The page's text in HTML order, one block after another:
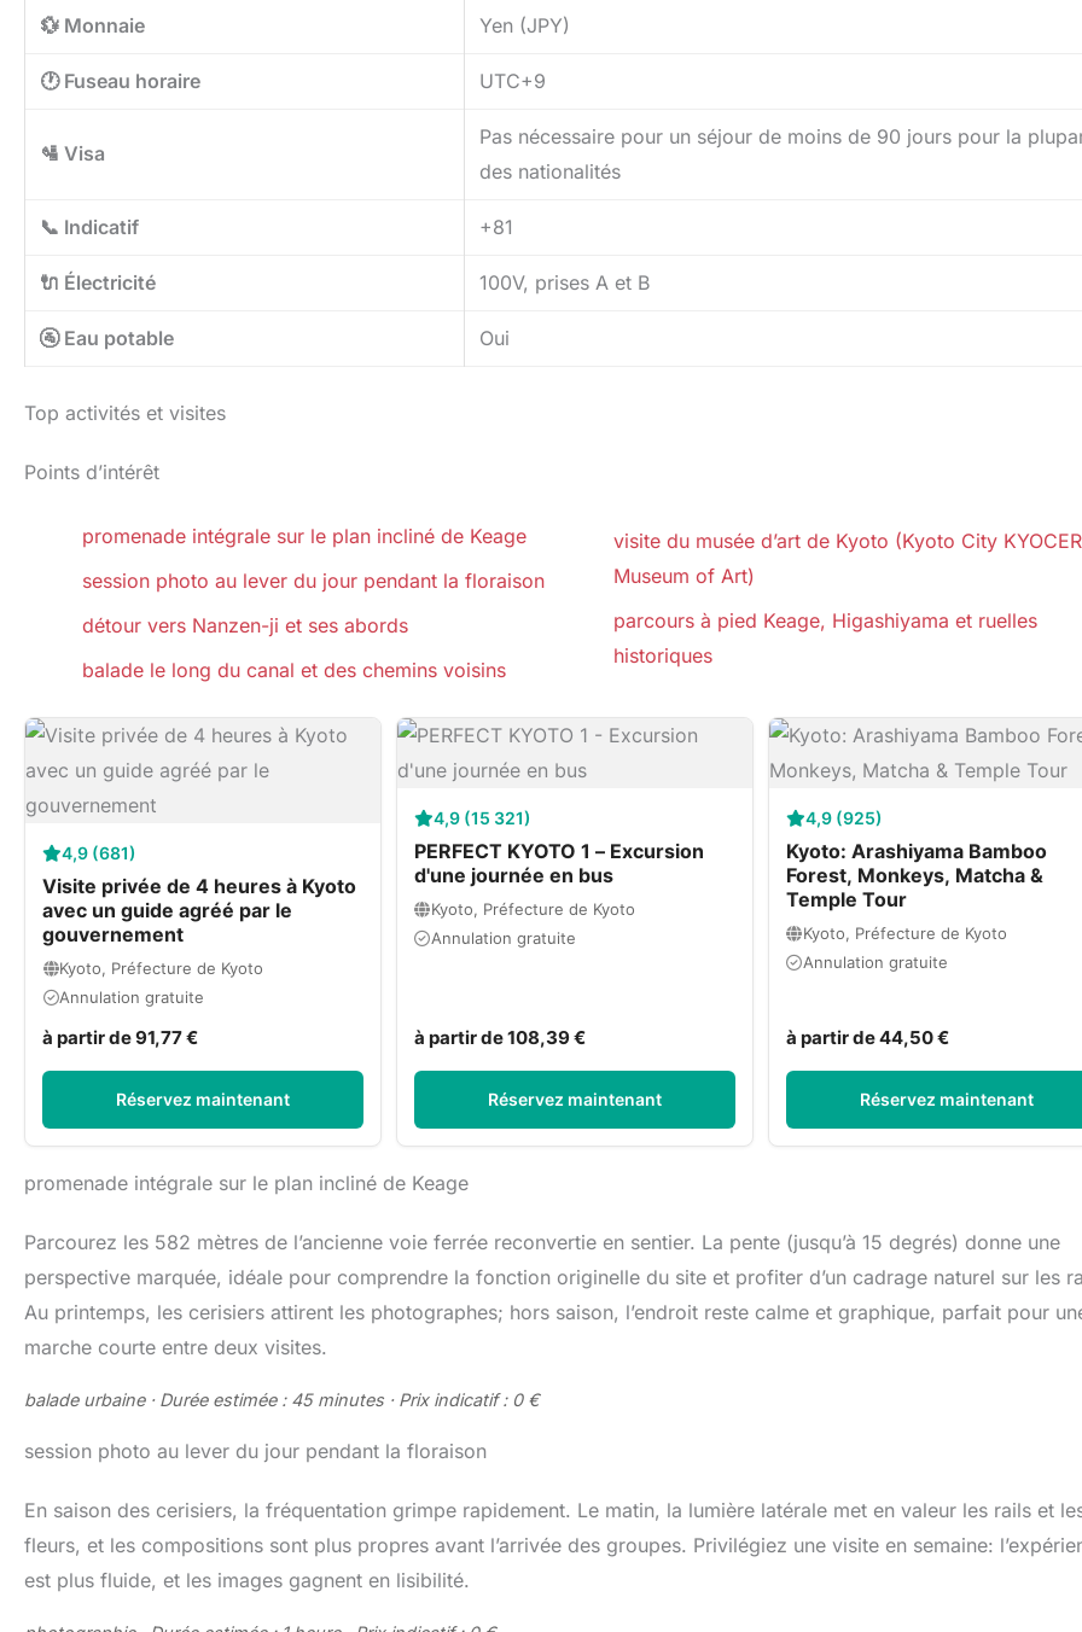
💱 Monnaie Yen (JPY)
🕐 Fuseau horaire UTC+9
🛂 Visa
Pas nécessaire pour un séjour de moins de 90 jours pour la
des nationalités
📞 Indicatif +81
🔌 Électricité 100V, prises A et B
🚰 Eau potable Oui
Top activités et visites
Points d’intérêt
promenade intégrale sur le plan incliné de Keage
session photo au lever du jour pendant la floraison
détour vers Nanzen-ji et ses abords
balade le long du canal et des chemins voisins
visite du musée d’art de Kyoto (Kyoto City
Museum of Art)
parcours à pied Keage, Higashiyama et ruelles
historiques
4,9 (681)
Visite privée de 4 heures à Kyoto
avec un guide agréé par le
gouvernement
Kyoto, Préfecture de Kyoto
Annulation gratuite
à partir de 91,77 €
Réservez maintenant
4,9 (15 321)
PERFECT KYOTO 1 – Excursion
d'une journée en bus
Kyoto, Préfecture de Kyoto
Annulation gratuite
à partir de 108,39 €
Réservez maintenant
4,9 (925)
Kyoto: Arashiyama Bamboo
Forest, Monkeys, Matcha &
Temple Tour
Kyoto, Préfecture de Kyoto
Annulation gratuite
à partir de 44,50 €
Réservez maintenant
promenade intégrale sur le plan incliné de Keage
Parcourez les 582 mètres de l’ancienne voie ferrée reconvertie en sentier. La pente (jusqu’à 15 degrés) donne une
perspective marquée, idéale pour comprendre la fonction originelle du site et profiter d’un cadrage naturel sur les
Au printemps, les cerisiers attirent les photographes; hors saison, l’endroit reste calme et graphique, parfait pour
marche courte entre deux visites.
balade urbaine · Durée estimée : 45 minutes · Prix indicatif : 0 €
session photo au lever du jour pendant la floraison
En saison des cerisiers, la fréquentation grimpe rapidement. Le matin, la lumière latérale met en valeur les rails et
fleurs, et les compositions sont plus propres avant l’arrivée des groupes. Privilégiez une visite en semaine:
est plus fluide, et les images gagnent en lisibilité.